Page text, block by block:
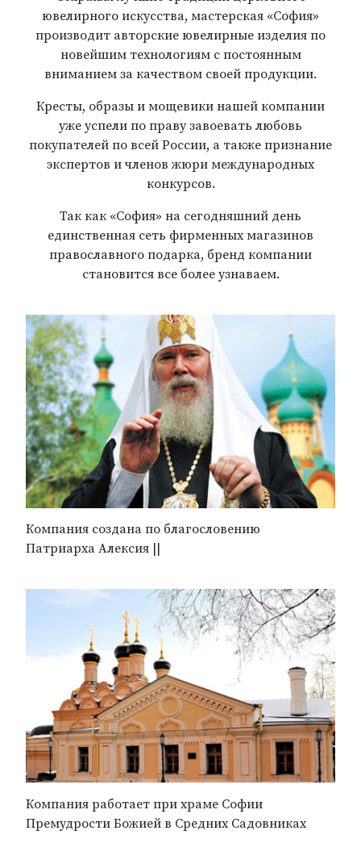
ювелирного искусства, мастерская «София»
производит авторские ювелирные изделия по
новейшим технологиям с постоянным
вниманием за качеством своей продукции.
Кресты, образы и мощевики нашей компании
уже успели по праву завоевать любовь
покупателей по всей России, а также признание
экспертов и членов жюри международных
конкурсов.
Так как «София» на сегодняшний день
единственная сеть фирменных магазинов
православного подарка, бренд компании
становится все более узнаваем.
Компания создана по благословению
Патриарха Алексия ||
Компания работает при храме Софии
Премудрости Божией в Средних Садовниках